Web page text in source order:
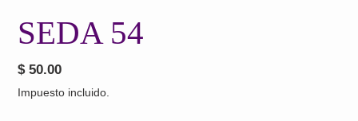
SEDA 54
Precio
habitual
$ 50.00
Impuesto incluido.